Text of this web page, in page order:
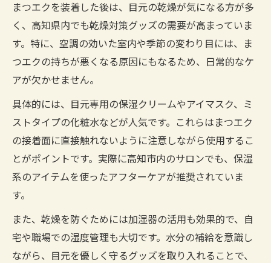
まつエクを装着した後は、目元の乾燥が気になる方が多
く、高知県内でも乾燥対策グッズの需要が高まっていま
す。特に、空調の効いた室内や季節の変わり目には、ま
つエクの持ちが悪くなる原因にもなるため、日常的なケ
アが欠かせません。
具体的には、目元専用の保湿クリームやアイマスク、ミ
ストタイプの化粧水などが人気です。これらはまつエク
の接着面に直接触れないように注意しながら使用するこ
とがポイントです。実際に高知市内のサロンでも、保湿
系のアイテムを使ったアフターケアが推奨されていま
す。
また、乾燥を防ぐためには加湿器の活用も効果的で、自
宅や職場での湿度管理も大切です。水分の補給を意識し
ながら、目元を優しく守るグッズを取り入れることで、